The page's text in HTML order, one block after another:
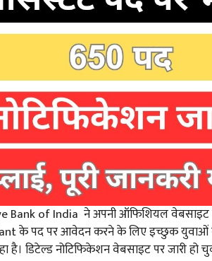
Bank of India ने अपनी ऑफिशियल वेबसाइट
के पद पर आवेदन करने के लिए इच्छुक युवाओं
है। डिटेल्ड नोटिफिकेशन वेबसाइट पर जारी हो